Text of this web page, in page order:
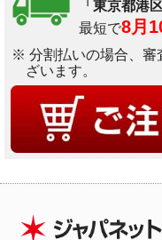
「東京都港区
最短で8月
※ 分割払いの場合、審
ざいます。